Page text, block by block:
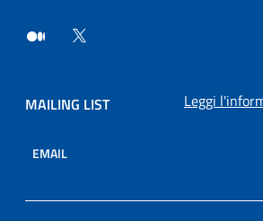
MAILING LIST Leggi
EMAIL